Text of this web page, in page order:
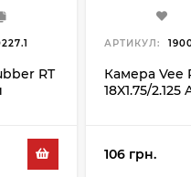
RT
АРТИКУЛ:
Камера Vee
18X1.75/2.125
106 грн.